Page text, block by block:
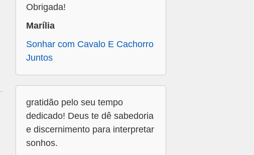
Obrigada!
Marília
Sonhar com Cavalo E Cachorro
Juntos
gratidão pelo seu tempo
dedicado! Deus te dê sabedoria
e discernimento para interpretar
sonhos.